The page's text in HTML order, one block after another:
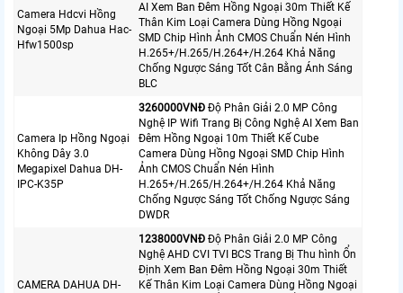
Camera Hdcvi Hồng
Ngoại 5Mp Dahua Hac-
Hfw1500sp
AI Xem Ban Đêm Hồng Ngoại 30m Thiết Kế
Thân Kim Loại Camera Dùng Hồng Ngoại
SMD Chip Hình Ảnh CMOS Chuẩn Nén Hình
H.265+/H.265/H.264+/H.264 Khả Năng
Chống Ngược Sáng Tốt Cân Bằng Ánh Sáng
BLC
Camera Ip Hồng Ngoại
Không Dây 3.0
Megapixel Dahua DH-
IPC-K35P
3260000VNÐ Độ Phân Giải 2.0 MP Công
Nghệ IP Wifi Trang Bị Công Nghệ AI Xem Ban
Đêm Hồng Ngoại 10m Thiết Kế Cube
Camera Dùng Hồng Ngoại SMD Chip Hình
Ảnh CMOS Chuẩn Nén Hình
H.265+/H.265/H.264+/H.264 Khả Năng
Chống Ngược Sáng Tốt Chống Ngược Sáng
DWDR
CAMERA DAHUA DH-
1238000VNÐ Độ Phân Giải 2.0 MP Công
Nghệ AHD CVI TVI BCS Trang Bị Thu hình Ổn
Định Xem Ban Đêm Hồng Ngoại 30m Thiết
Kế Thân Kim Loại Camera Dùng Hồng Ngoại